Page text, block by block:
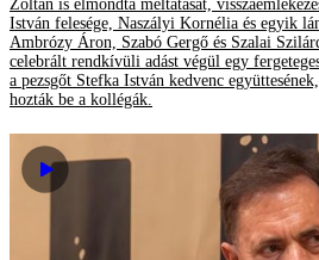
Zoltán is elmondta méltatását,
István felesége, Naszályi Kornélia és egyik
Ambrózy Áron, Szabó Gergő és Szalai
celebrált rendkívüli adást végül egy
a pezsgőt Stefka István kedvenc
hozták be a kollégák.